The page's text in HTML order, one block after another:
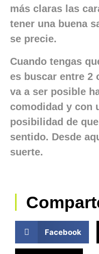
más claras las
tener una buena
se precie.
Cuando tengas
es buscar entre 2
va a ser posible
comodidad y con
posibilidad de
sentido. Desde
suerte.
Facebook